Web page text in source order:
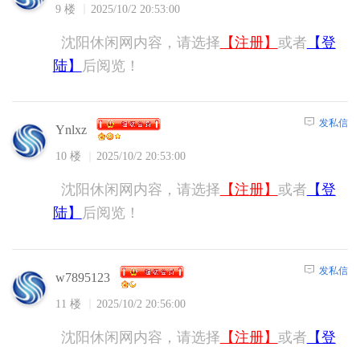
9 楼 2025/10/2 20:53:00
沈阳休闲网内容，请选择 【注册】 或者 【登
陆】
后阅览！
Ynlxz
10 楼 2025/10/2 20:53:00
发私信
沈阳休闲网内容，请选择 【注册】 或者 【登
陆】
后阅览！
w7895123
11 楼 2025/10/2 20:56:00
发私信
沈阳休闲网内容，请选择 【注册】 或者 【登